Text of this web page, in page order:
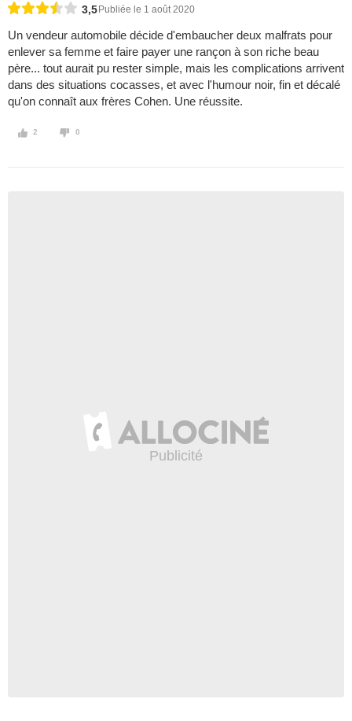
3,5 Publiée le 1 août 2020
Un vendeur automobile décide d'embaucher deux malfrats pour
enlever sa femme et faire payer une rançon à son riche beau
père... tout aurait pu rester simple, mais les complications arrivent
dans des situations cocasses, et avec l'humour noir, fin et décalé
qu'on connaît aux frères Cohen. Une réussite.
2 0